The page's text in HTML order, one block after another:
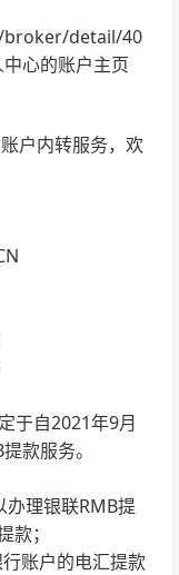
broker/detail/40
心的账户主页
户内转服务，欢
于自2021年9月
款服务。
理银联RMB提
；
账户的电汇提款